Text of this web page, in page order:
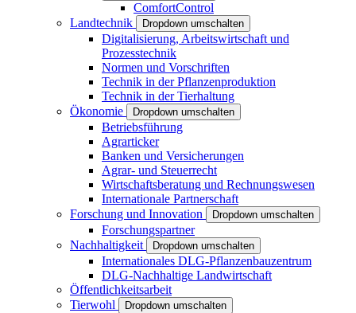
ComfortControl
Landtechnik
Dropdown umschalten
Digitalisierung, Arbeitswirtschaft und
Prozesstechnik
Normen und Vorschriften
Technik in der Pflanzenproduktion
Technik in der Tierhaltung
Ökonomie
Dropdown umschalten
Betriebsführung
Agrarticker
Banken und Versicherungen
Agrar- und Steuerrecht
Wirtschaftsberatung und Rechnungswesen
Internationale Partnerschaft
Forschung und Innovation
Dropdown umschalten
Forschungspartner
Nachhaltigkeit
Dropdown umschalten
Internationales DLG-Pflanzenbauzentrum
DLG-Nachhaltige Landwirtschaft
Öffentlichkeitsarbeit
Tierwohl
Dropdown umschalten